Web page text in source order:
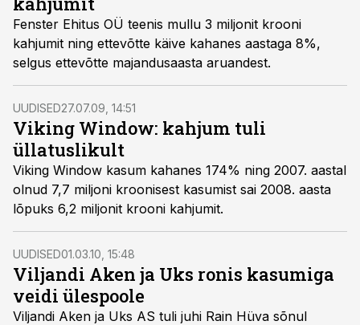
Fenster Ehitus OÜ teenis mullu 3 miljonit krooni
kahjumit ning ettevõtte käive kahanes aastaga 8%,
selgus ettevõtte majandusaasta aruandest.
UUDISED27.07.09, 14:51
Viking Window: kahjum tuli
üllatuslikult
Viking Window kasum kahanes 174% ning 2007. aastal
olnud 7,7 miljoni kroonisest kasumist sai 2008. aasta
lõpuks 6,2 miljonit krooni kahjumit.
UUDISED01.03.10, 15:48
Viljandi Aken ja Uks ronis kasumiga
veidi ülespoole
Viljandi Aken ja Uks AS tuli juhi Rain Hüva sõnul